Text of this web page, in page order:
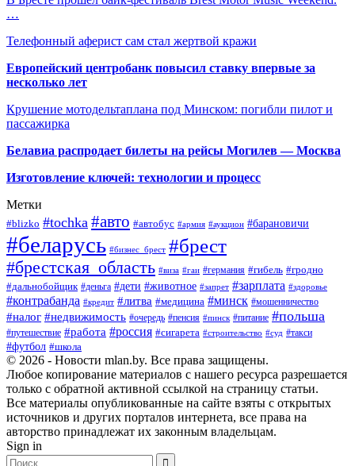
…
Телефонный аферист сам стал жертвой кражи
Европейский центробанк повысил ставку впервые за
несколько лет
Крушение мотодельтаплана под Минском: погибли пилот и
пассажирка
Белавиа распродает билеты на рейсы Могилев — Москва
Изготовление ключей: технологии и процесс
Метки
#blizko #tochka #авто #автобус #армия #аукцион #барановичи
#беларусь #бизнес_брест #брест
#брестская_область #виза #гаи #германия #гибель #гродно
#дальнобойщик #деньга #дети #животное #запрет #зарплата #здоровье
#контрабанда #кредит #литва #медицина #минск #мошенничество
#налог #недвижимость #очередь #пенсия #пинск #питание #польша
#путешествие #работа #россия #сигарета #строительство #суд #такси
#футбол #школа
© 2026 - Новости mlan.by. Все права защищены.
Любое копирование материалов с нашего ресурса разрешается
только с обратной активной ссылкой на страницу статьи.
Все материалы опубликованные на сайте взяты с открытых
источников и других порталов интернета, все права на
авторство принадлежат их законным владельцам.
Sign in